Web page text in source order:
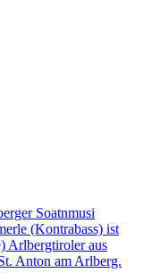
Soatnmusi
(Kontrabass) ist
Arlbergtiroler aus
Anton am Arlberg.